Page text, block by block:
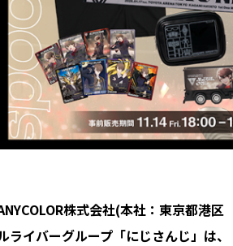
株式会社(本社：東京都港
ライバーグループ「にじさんじ」は